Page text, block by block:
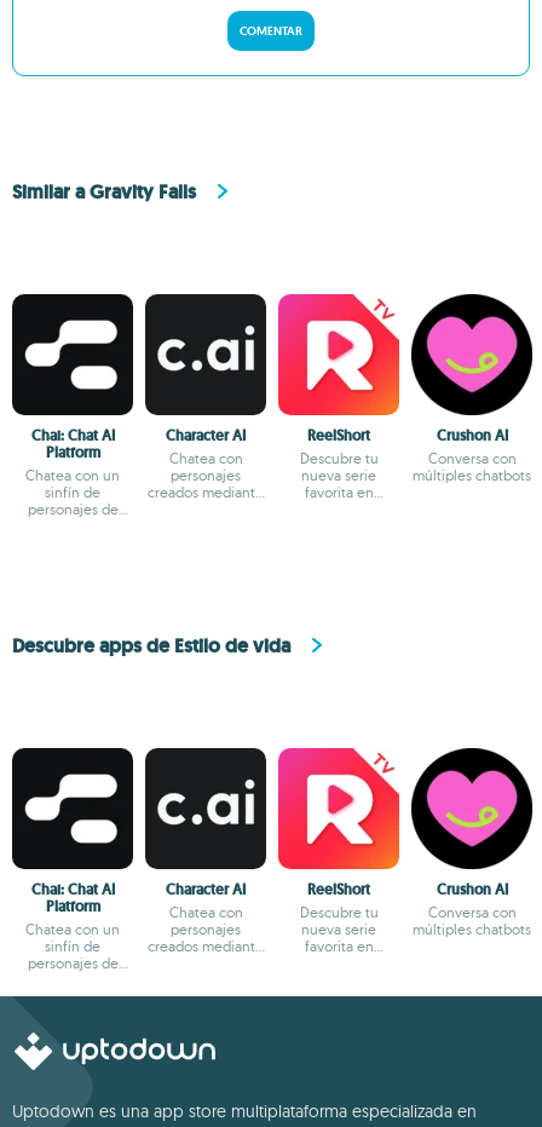
COMENTAR
Similar a Gravity Falls
Chai: Chat AI
Platform
Chatea con un
sinfín de
personajes de
Character AI
Chatea con
personajes
creados mediante
ReelShort
Descubre tu
nueva serie
favorita en
Crushon AI
Conversa con
múltiples chatbots
Descubre apps de Estilo de vida
Chai: Chat AI
Platform
Chatea con un
sinfín de
personajes de
Character AI
Chatea con
personajes
creados mediante
ReelShort
Descubre tu
nueva serie
favorita en
Crushon AI
Conversa con
múltiples chatbots
Uptodown es una app store multiplataforma especializada en